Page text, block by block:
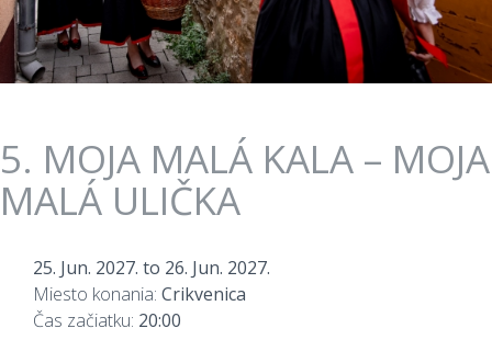
5. MOJA MALÁ KALA – MOJA
MALÁ ULIČKA
25. Jun. 2027. to 26. Jun. 2027.
Miesto konania: Crikvenica
Čas začiatku: 20:00